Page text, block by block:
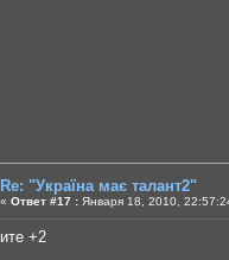
Re: "Україна має талант2"
« Ответ #17 : Января 18, 2010,
+2